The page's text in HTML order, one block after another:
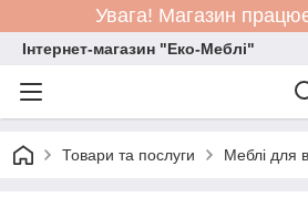
Увага! Магазин
Інтернет-магазин "Еко-Меблі"
Товари та послуги Меблі для